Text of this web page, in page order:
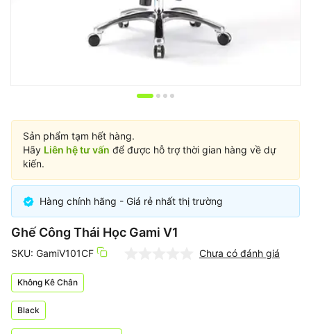
of
Sản phẩm tạm hết hàng.
Hãy Liên hệ tư vấn để được hỗ trợ thời gian hàng về dự
kiến.
Hàng chính hãng - Giá rẻ nhất thị trường
Ghế Công Thái Học Gami V1
SKU: GamiV101CF Chưa có đánh giá
Không Kê Chân
Black